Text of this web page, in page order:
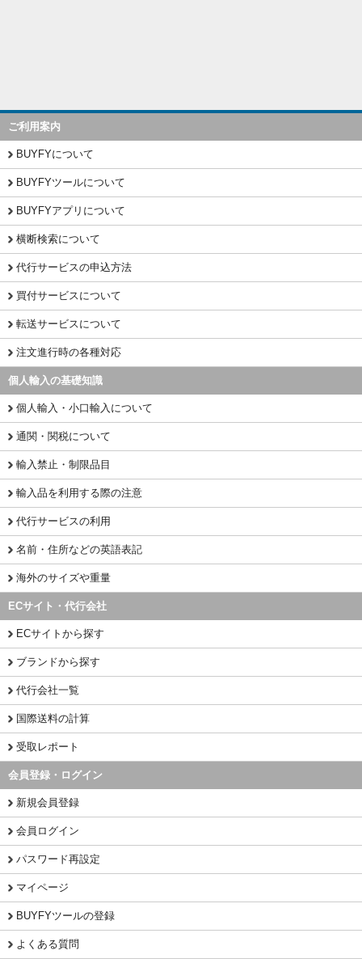
ご利用案内
BUYFYについて
BUYFYツールについて
BUYFYアプリについて
横断検索について
代行サービスの申込方法
買付サービスについて
転送サービスについて
注文進行時の各種対応
個人輸入の基礎知識
個人輸入・小口輸入について
通関・関税について
輸入禁止・制限品目
輸入品を利用する際の注意
代行サービスの利用
名前・住所などの英語表記
海外のサイズや重量
ECサイト・代行会社
ECサイトから探す
ブランドから探す
代行会社一覧
国際送料の計算
受取レポート
会員登録・ログイン
新規会員登録
会員ログイン
パスワード再設定
マイページ
BUYFYツールの登録
よくある質問